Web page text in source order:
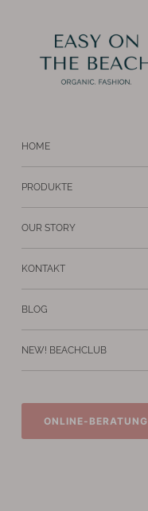
HOME
PRODUKTE
OUR STORY
KONTAKT
BLOG
NEW! BEACHCLUB
ONLINE-BERATUNG